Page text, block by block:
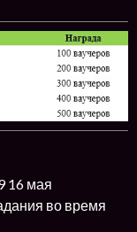
16 мая
во время